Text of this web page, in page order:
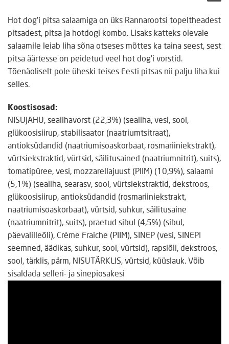
Hot dog’i pitsa salaamiga on üks Rannarootsi topeltheadest
pitsadest, pitsa ja hotdogi kombo. Lisaks katteks olevale
salaamile leiab liha sõna otseses mõttes ka taina seest, sest
pitsa äärtesse on peidetud veel hot dog’i vorstid.
Tõenäoliselt pole üheski teises Eesti pitsas nii palju liha kui
selles.
Koostisosad:
NISUJAHU, sealihavorst (22,3%) (sealiha, vesi, sool,
glükoosisiirup, stabilisaator (naatriumtsitraat),
antioksüdandid (naatriumisoaskorbaat, rosmariiniekstrakt),
vürtsiekstraktid, vürtsid, säilitusained (naatriumnitrit), suits),
tomatipüree, vesi, mozzarellajuust (PIIM) (10,9%), salaami
(5,1%) (sealiha, searasv, sool, vürtsiekstraktid, dekstroos,
glükoosisiirup, antioksüdandid (rosmariiniekstrakt,
naatriumisoaskorbaat), vürtsid, suhkur, säilitusaine
(naatriumnitrit), suits), praetud sibul (4,5%) (sibul,
päevalilleõli), Crème Fraiche (PIIM), SINEP (vesi, SINEPI
seemned, äädikas, suhkur, sool, vürtsid), rapsiõli, dekstroos,
sool, tärklis, pärm, NISUTÄRKLIS, vürtsid, küüslauk. Võib
sisaldada selleri- ja sinepiosakesi